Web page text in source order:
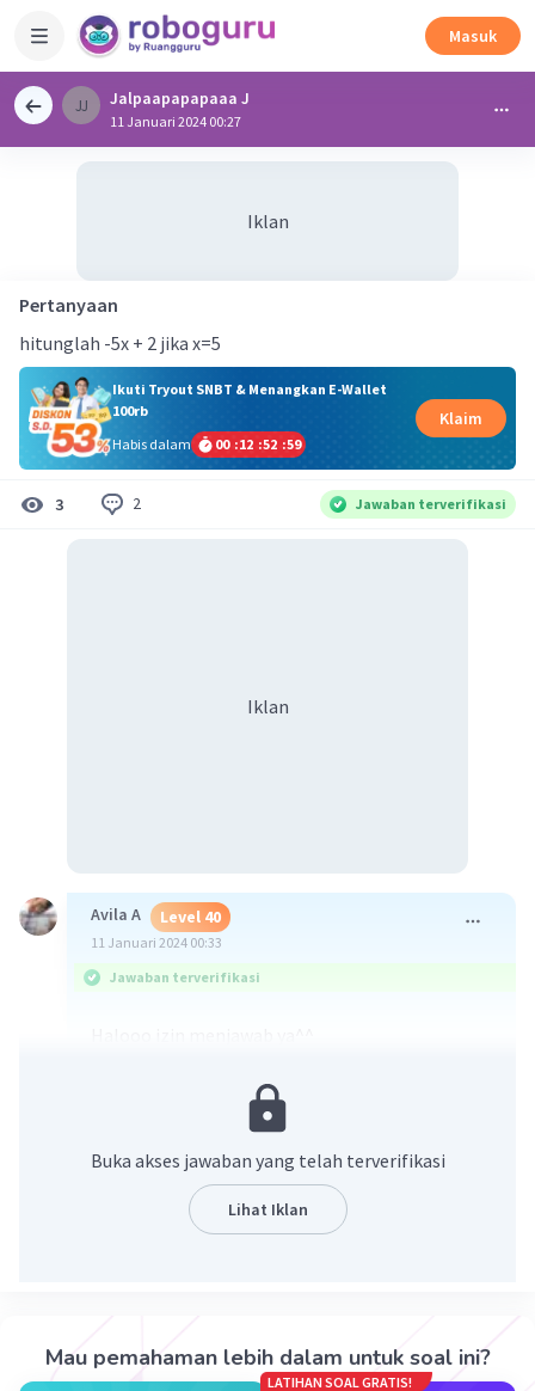
Masuk
JJ Jalpaapapapaaa J
11 Januari 2024 00:27
Iklan
Pertanyaan
hitunglah -5x + 2 jika x=5
Ikuti Tryout SNBT & Menangkan E-Wallet
100rb
Habis dalam
00 :12 :52 :59
Klaim
3 2 Jawaban terverifikasi
Iklan
Avila A Level 40
11 Januari 2024 00:33
Jawaban terverifikasi
-5(5)+2
Maka jawabannya ialah -23
Buka akses jawaban yang telah terverifikasi
Lihat Iklan
Mau pemahaman lebih dalam untuk soal ini?
LATIHAN SOAL GRATIS!